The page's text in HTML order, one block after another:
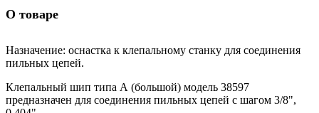
О товаре
Назначение: оснастка к клепальному станку для соединения
пильных цепей.
Клепальный шип типа А (большой) модель 38597
предназначен для соединения пильных цепей с шагом 3/8",